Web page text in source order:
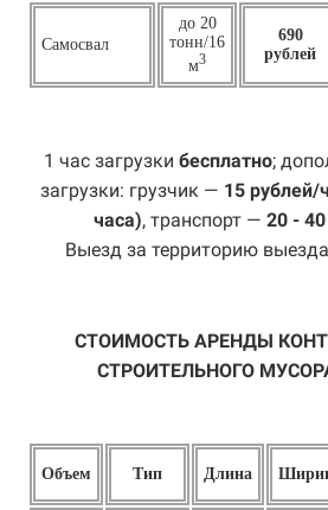
Самосвал
до 20
тонн/16
м3
690
рублей
1 час загрузки бесплатно;
загрузки: грузчик — 15 рублей/
часа), транспорт — 20 -
Выезд за территорию выезда
СТОИМОСТЬ АРЕНДЫ
СТРОИТЕЛЬНОГО
Объем Тип Длина